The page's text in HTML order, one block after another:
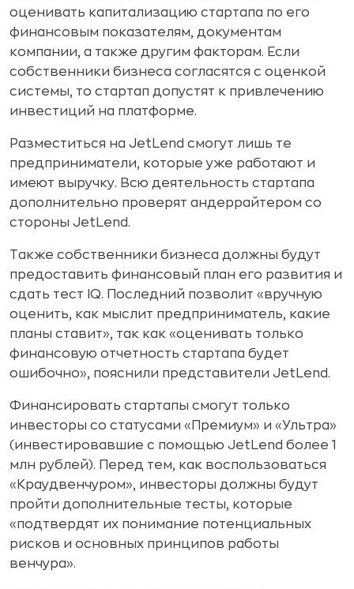
оценивать капитализацию стартапа по его
финансовым показателям, документам
компании, а также другим факторам. Если
собственники бизнеса согласятся с оценкой
системы, то стартап допустят к привлечению
инвестиций на платформе.
Разместиться на JetLend смогут лишь те
предприниматели, которые уже работают и
имеют выручку. Всю деятельность стартапа
дополнительно проверят андеррайтером со
стороны JetLend.
Также собственники бизнеса должны будут
предоставить финансовый план его развития и
сдать тест IQ. Последний позволит «вручную
оценить, как мыслит предприниматель, какие
планы ставит», так как «оценивать только
финансовую отчетность стартапа будет
ошибочно», пояснили представители JetLend.
Финансировать стартапы смогут только
инвесторы со статусами «Премиум» и «Ультра»
(инвестировавшие с помощью JetLend более 1
млн рублей). Перед тем, как воспользоваться
«Краудвенчуром», инвесторы должны будут
пройти дополнительные тесты, которые
«подтвердят их понимание потенциальных
рисков и основных принципов работы
венчура».